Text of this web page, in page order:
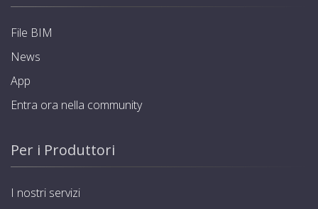
File BIM
News
App
Entra ora nella community
Per i Produttori
I nostri servizi